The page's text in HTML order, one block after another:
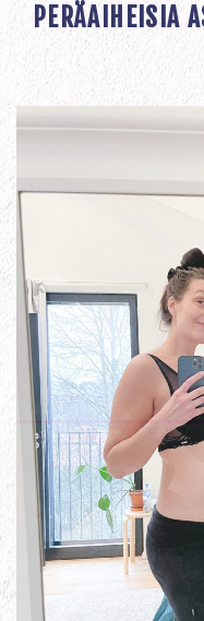
PERÄAIHEISIA